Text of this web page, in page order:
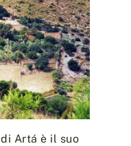
Artá è il suo